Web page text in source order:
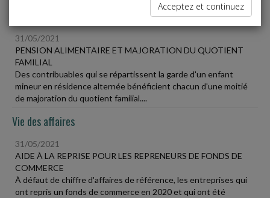
31/05/2021
PENSION ALIMENTAIRE ET MAJORATION DU QUOTIENT
FAMILIAL
Des contribuables qui se répartissent la garde d'un enfant
mineur en résidence alternée bénéficient chacun d'une moitié
de majoration du quotient familial....
Vie des affaires
31/05/2021
AIDE À LA REPRISE POUR LES REPRENEURS DE FONDS DE
COMMERCE
À défaut de chiffre d'affaires de référence, les entreprises qui
ont repris un fonds de commerce en 2020 et qui ont été
Acceptez et continuez